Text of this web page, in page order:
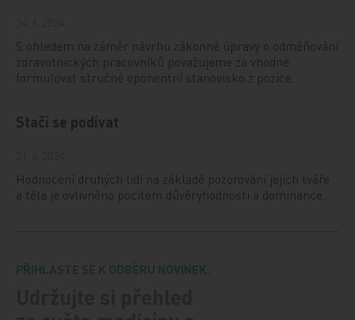
S ohledem na záměr návrhu zákonné úpravy o odměňování
zdravotnických pracovníků považujeme za vhodné
formulovat stručné oponentní stanovisko z pozice…
Stačí se podívat
Hodnocení druhých lidí na základě pozorování jejich tváře
a těla je ovlivněno pocitem důvěryhodnosti a dominance.
PŘIHLASTE SE K ODBĚRU NOVINEK.